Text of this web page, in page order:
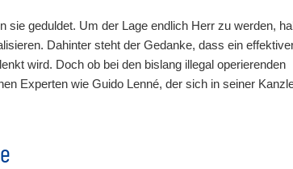
sie geduldet. Um der Lage endlich Herr zu werden,
Dahinter steht der Gedanke, dass ein
wird. Doch ob bei den bislang illegal operierenden
Experten wie Guido Lenné, der sich in seiner